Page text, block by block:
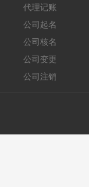
代理记账
公司起名
公司核名
公司变更
公司注销